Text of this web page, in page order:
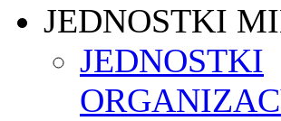
JEDNOSTKI
JEDNOSTKI